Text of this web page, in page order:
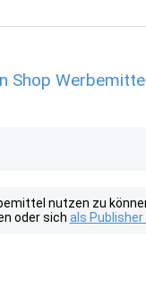
Shop
nutzen zu
oder sich als